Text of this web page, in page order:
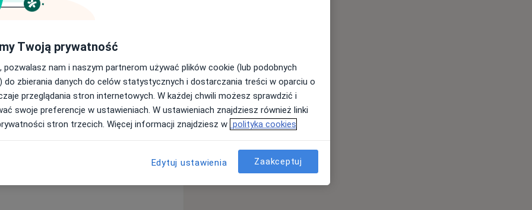
kręgosłupa technikami
również blokady
z NFZ i zabiegi
)
Twoją prywatność
pozwalasz nam i naszym partnerom używać plików cookie (lub podobnych
do zbierania danych do celów statystycznych i dostarczania treści w oparciu o
przeglądania stron internetowych. W każdej chwili możesz sprawdzić i
swoje preferencje w ustawieniach. W ustawieniach znajdziesz również linki
stron trzecich. Więcej informacji znajdziesz w polityka cookies
Edytuj ustawienia Zaakceptuj